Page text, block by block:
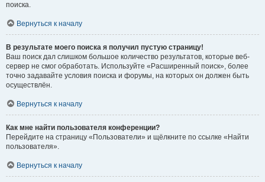
поиска.
Вернуться к началу
В результате моего поиска я получил пустую страницу!
Ваш поиск дал слишком большое количество результатов, которые веб-
сервер не смог обработать. Используйте «Расширенный поиск», более
точно задавайте условия поиска и форумы, на которых он должен быть
осуществлён.
Вернуться к началу
Как мне найти пользователя конференции?
Перейдите на страницу «Пользователи» и щёлкните по ссылке «Найти
пользователя».
Вернуться к началу